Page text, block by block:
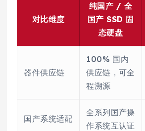
对比维度
纯国产 / 全
国产 SSD 固
态硬盘
器件供应链
100% 国内
供应链，可全
程溯源
国产系统适配
全系列国产操
作系统互认证